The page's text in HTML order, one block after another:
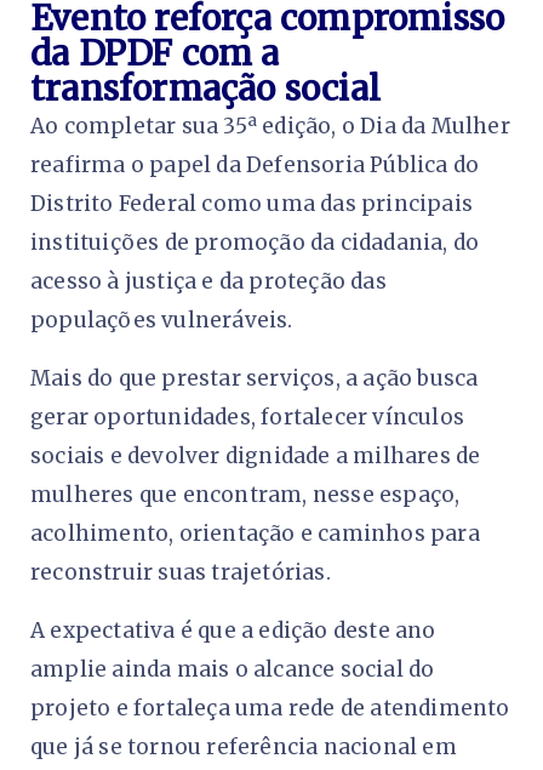
Evento reforça compromisso
da DPDF com a
transformação social
Ao completar sua 35ª edição, o Dia da Mulher
reafirma o papel da Defensoria Pública do
Distrito Federal como uma das principais
instituições de promoção da cidadania, do
acesso à justiça e da proteção das
populações vulneráveis.
Mais do que prestar serviços, a ação busca
gerar oportunidades, fortalecer vínculos
sociais e devolver dignidade a milhares de
mulheres que encontram, nesse espaço,
acolhimento, orientação e caminhos para
reconstruir suas trajetórias.
A expectativa é que a edição deste ano
amplie ainda mais o alcance social do
projeto e fortaleça uma rede de atendimento
que já se tornou referência nacional em